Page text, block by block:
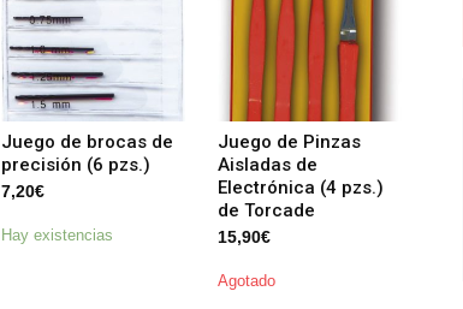
Juego de brocas de
precisión (6 pzs.)
7,20€
Hay existencias
Juego de Pinzas
Aisladas de
Electrónica (4 pzs.)
de Torcade
15,90€
Agotado